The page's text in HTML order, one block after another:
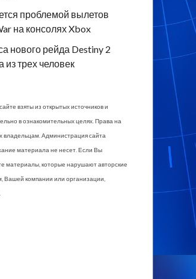
проблемой вылетов
на консолях Xbox
нового рейда Destiny 2
трех человек
взяты из открытых источников и
в ознакомительных целях. Права на
Администрация сайта
материала не несет. Если Вы
материалы, которые нарушают авторские
компании или организации,